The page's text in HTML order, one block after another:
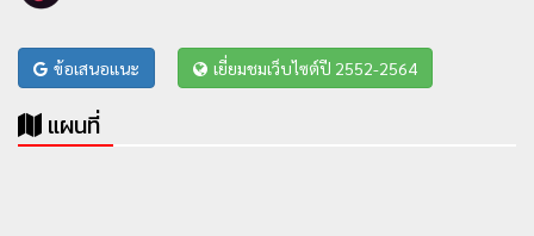
ข้อเสนอแนะ เยี่ยมชมเว็บไซต์ปี 2552-2564
แผนที่